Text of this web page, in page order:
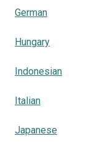
German
Hungary
Indonesian
Italian
Japanese